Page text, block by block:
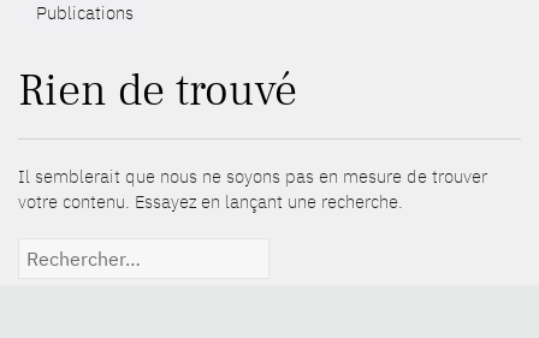
Publications
Rien de trouvé
Il semblerait que nous ne soyons pas en mesure de trouver
votre contenu. Essayez en lançant une recherche.
Rechercher :